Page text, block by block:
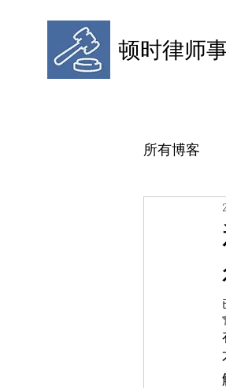
顿时律师
所有博客